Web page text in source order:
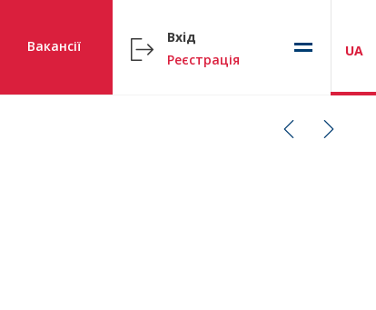
Вакансії
Вхід
Реєстрація
UA